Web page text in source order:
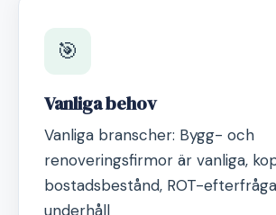
🎯
Vanliga behov
Vanliga branscher: Bygg- och
renoveringsfirmor är vanliga,
bostadsbestånd, ROT-
underhåll